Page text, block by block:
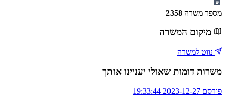
מספר משרה 2358
מיקום המשרה
נווט למשרה
משרות דומות שאולי יעניינו אותך
פורסם 2023-12-27 19:33:44